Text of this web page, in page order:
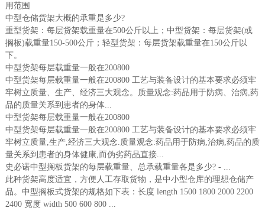
用范围
中型仓储货架大概的承重是多少?
重型货架：每层货架载重量在500公斤以上；中型货架：每层货架(或
搁板)载重量150-500公斤；轻型货架：每层货架载重量在150公斤以
下。
中型货架每层载重量一般在200800
中型货架每层载重量一般在200800 工艺与装备设计的基本要求必须牢
牢树立质量、生产、经济三大观念。质量观念:药品用于防病、治病,药
品的质量关系到患者的身体...
中型货架每层载重量一般在200800
中型货架每层载重量一般在200800 工艺与装备设计的基本要求必须牢
牢树立质量,生产,经济三大观念.质量观念:药品用于防病,治病,药品的质
量关系到患者的身体健康,而伪劣药品直接...
史必诺中型搁板货架的每层载重量、总承载重量各是多少? - ...
此种货架高度适宜，方便人工存取货物，是中小型仓库的理想仓储产
品。中型搁板式货架的规格如下表：长度 length 1500 1800 2000 2200
2400 宽度 width 500 600 800 ...